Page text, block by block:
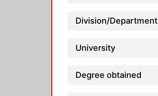
Division/Department
University
Degree obtained